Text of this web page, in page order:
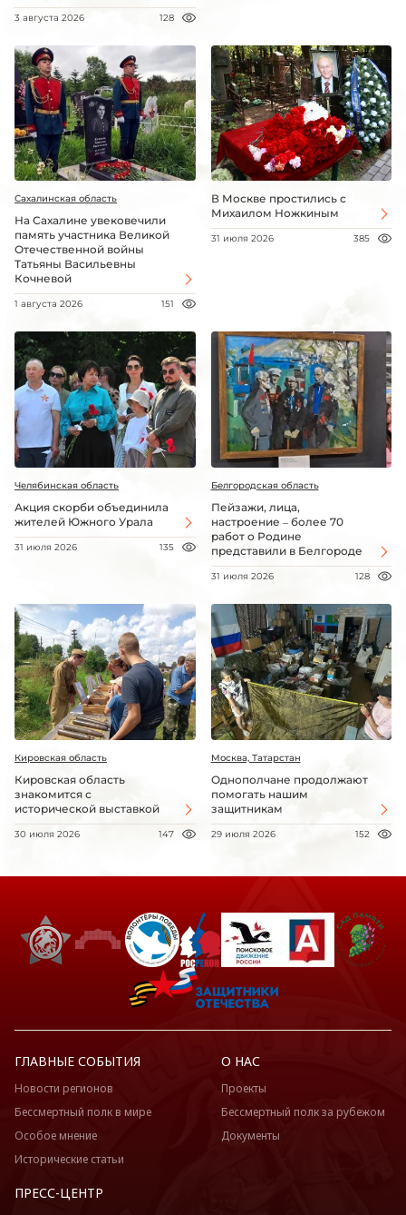
3 августа 2026 128
Сахалинская область
На Сахалине увековечили
память участника Великой
Отечественной войны
Татьяны Васильевны
Кочневой
1 августа 2026 151
В Москве простились с
Михаилом Ножкиным
31 июля 2026 385
Челябинская область
Акция скорби объединила
жителей Южного Урала
31 июля 2026 135
Белгородская область
Пейзажи, лица,
настроение – более 70
работ о Родине
представили в Белгороде
31 июля 2026 128
Кировская область
Кировская область
знакомится с
исторической выставкой
30 июля 2026 147
Москва, Татарстан
Однополчане продолжают
помогать нашим
защитникам
29 июля 2026 152
ГЛАВНЫЕ СОБЫТИЯ
Новости регионов
Бессмертный полк в мире
Особое мнение
Исторические статьи
О НАС
Проекты
Бессмертный полк за рубежом
Документы
ПРЕСС-ЦЕНТР